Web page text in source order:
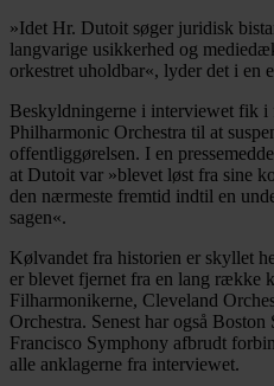
»Idet Hr. Dutoit søger juridisk
langvarige usikkerhed og
orkestret uholdbar«, lyder det i en
Beskyldningerne i interviewet fik i
Philharmonic Orchestra til at
offentliggørelsen. I en
at Dutoit var »blevet løst fra sine
den nærmeste fremtid indtil en
sagen«.
Kølvandet fra historien er skyllet
er blevet fjernet fra en lang række
Filharmonikerne, Cleveland
Orchestra. Senest har også
Francisco Symphony afbrudt
alle anklagerne fra interviewet.